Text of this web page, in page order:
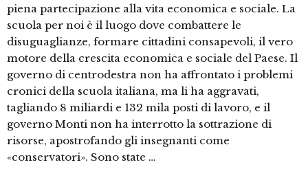
piena partecipazione alla vita economica e sociale. La
scuola per noi è il luogo dove combattere le
disuguaglianze, formare cittadini consapevoli, il vero
motore della crescita economica e sociale del Paese. Il
governo di centrodestra non ha affrontato i problemi
cronici della scuola italiana, ma li ha aggravati,
tagliando 8 miliardi e 132 mila posti di lavoro, e il
governo Monti non ha interrotto la sottrazione di
risorse, apostrofando gli insegnanti come
«conservatori». Sono state …